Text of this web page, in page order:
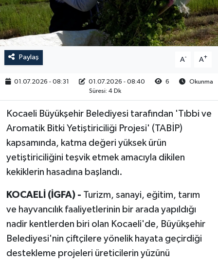
Paylaş A- A+
01.07.2026 - 08:31 01.07.2026 - 08:40 6
Okunma
Süresi: 4 Dk
Kocaeli Büyükşehir Belediyesi tarafından 'Tıbbi ve
Aromatik Bitki Yetiştiriciliği Projesi' (TABİP)
kapsamında, katma değeri yüksek ürün
yetiştiriciliğini teşvik etmek amacıyla dikilen
kekiklerin hasadına başlandı.
KOCAELİ (İGFA) - Turizm, sanayi, eğitim, tarım
ve hayvancılık faaliyetlerinin bir arada yapıldığı
nadir kentlerden biri olan Kocaeli'de, Büyükşehir
Belediyesi'nin çiftçilere yönelik hayata geçirdiği
destekleme projeleri üreticilerin yüzünü
RESMİ İLAN